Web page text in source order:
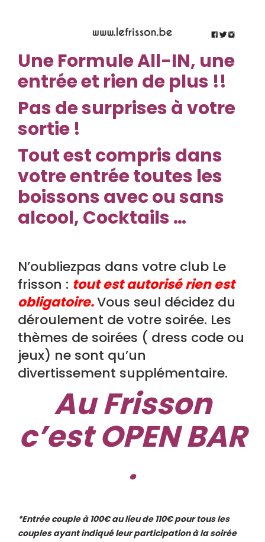
UneFormule All-IN, une
entrée et rien de plus !!
Pas de surprises à votre
sortie !
Tout est compris dans
votre entrée toutes les
boissons avec ou sans
alcool, Cocktails …
N’oubliezpas dans votre club Le
frisson : tout est autorisé rien est
obligatoire.Vous seul décidez du
déroulement de votre soirée. Les
thèmes de soirées ( dress code ou
jeux) ne sont qu’un
divertissement supplémentaire.
Au Frisson
c’est OPEN BAR
.
*Entrée couple à 100€ au lieu de 110€ pour tous les
couples ayant indiqué leur participation à la soirée